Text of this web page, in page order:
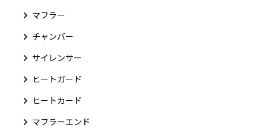
マフラー
チャンバー
サイレンサー
ヒートガード
ヒートカード
マフラーエンド